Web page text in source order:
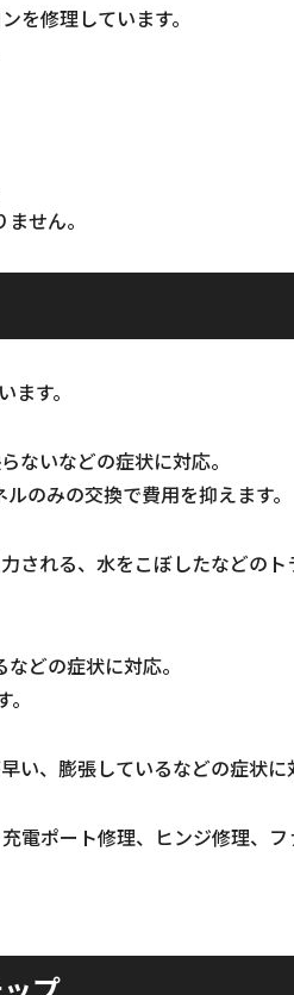
を修理しています。
せん。
す。
ないなどの症状に対応。
のみの交換で費用を抑えます。
れる、水をこぼしたなどのト
どの症状に対応。
、膨張しているなどの症状に
電ポート修理、ヒンジ修理、